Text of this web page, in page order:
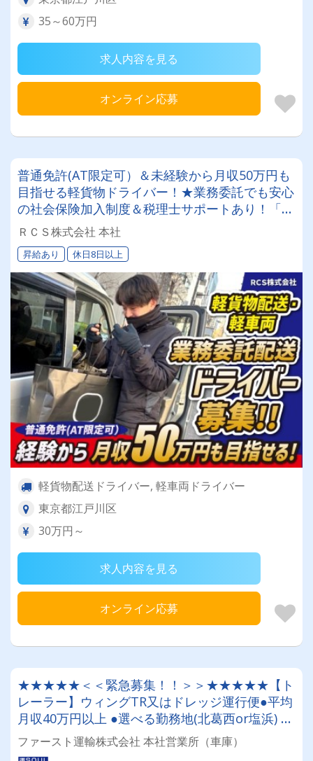
35～60万円
求人内容を見る
オンライン応募
普通免許(AT限定可）＆未経験から月収50万円も
目指せる軽貨物ドライバー！★業務委託でも安心
の社会保険加入制度＆税理士サポートあり！「も
っと稼ぎたい」「将来は管理職を目指したい」そ
んなあなたの挑戦をRCS株式会社は全力でバック
アップします◎女性ドライバーも活躍中です✨
ＲＣＳ株式会社 本社
昇給あり 休日8日以上
軽貨物配送ドライバー, 軽車両ドライバー
東京都江戸川区
30万円～
求人内容を見る
オンライン応募
★★★★★＜＜緊急募集！！＞＞★★★★★【ト
レーラー】ウィングTR又はドレッジ運行便●平均
月収40万円以上 ●選べる勤務地(北葛西or塩浜) ●
社員寮あり ●退職金あり ●免許取得支援制度あり
●入社祝い金あり
ファースト運輸株式会社 本社営業所（車庫）